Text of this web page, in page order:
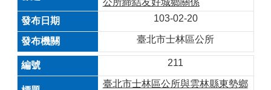
公所締結友好城鄉關係
103-02-20
臺北市士林區公所
211
臺北市士林區公所與雲林縣東勢鄉